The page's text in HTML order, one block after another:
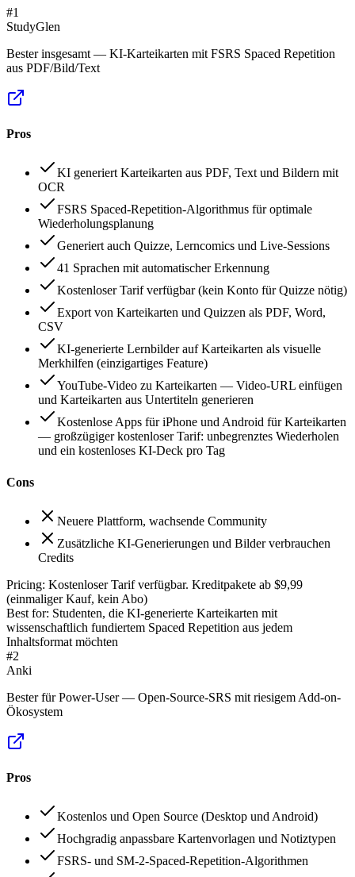
#1
StudyGlen
Bester insgesamt — KI-Karteikarten mit FSRS Spaced Repetition
aus PDF/Bild/Text
Pros
KI generiert Karteikarten aus PDF, Text und Bildern mit
OCR
FSRS Spaced-Repetition-Algorithmus für optimale
Wiederholungsplanung
Generiert auch Quizze, Lerncomics und Live-Sessions
41 Sprachen mit automatischer Erkennung
Kostenloser Tarif verfügbar (kein Konto für Quizze nötig)
Export von Karteikarten und Quizzen als PDF, Word,
CSV
KI-generierte Lernbilder auf Karteikarten als visuelle
Merkhilfen (einzigartiges Feature)
YouTube-Video zu Karteikarten — Video-URL einfügen
und Karteikarten aus Untertiteln generieren
Kostenlose Apps für iPhone und Android für Karteikarten
— großzügiger kostenloser Tarif: unbegrenztes Wiederholen
und ein kostenloses KI-Deck pro Tag
Cons
Neuere Plattform, wachsende Community
Zusätzliche KI-Generierungen und Bilder verbrauchen
Credits
Pricing: Kostenloser Tarif verfügbar. Kreditpakete ab $9,99
(einmaliger Kauf, kein Abo)
Best for: Studenten, die KI-generierte Karteikarten mit
wissenschaftlich fundiertem Spaced Repetition aus jedem
Inhaltsformat möchten
#2
Anki
Bester für Power-User — Open-Source-SRS mit riesigem Add-on-
Ökosystem
Pros
Kostenlos und Open Source (Desktop und Android)
Hochgradig anpassbare Kartenvorlagen und Notiztypen
FSRS- und SM-2-Spaced-Repetition-Algorithmen